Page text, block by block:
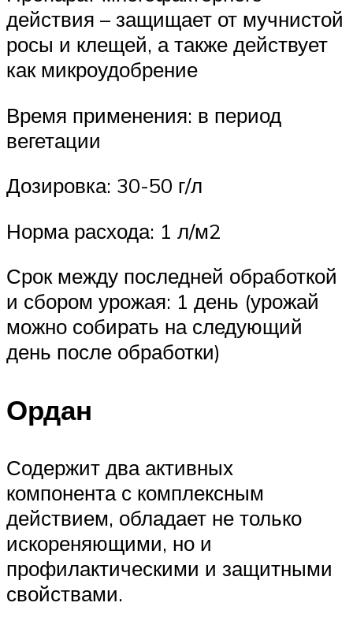
действия – защищает от мучнистой
росы и клещей, а также действует
как микроудобрение
Время применения: в период
вегетации
Дозировка: 30-50 г/л
Норма расхода: 1 л/м2
Срок между последней обработкой
и сбором урожая: 1 день (урожай
можно собирать на следующий
день после обработки)
Ордан
Содержит два активных
компонента с комплексным
действием, обладает не только
искореняющими, но и
профилактическими и защитными
свойствами.